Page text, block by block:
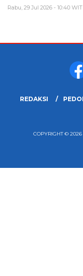
Rabu, 29 Jul 2026 - 10:40 WIT
REDAKSI
COPYRIGHT ©